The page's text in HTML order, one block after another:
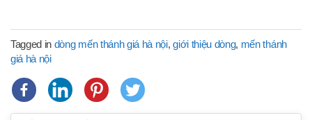
Tagged in dòng mến thánh giá hà nội,giới thiệu dòng, mến thánh
giá hà nội